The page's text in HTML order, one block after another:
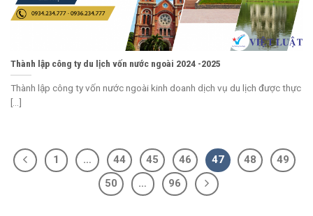
Thành lập công ty du lịch vốn nước ngoài 2024 -2025
Thành lập công ty vốn nước ngoài kinh doanh dịch vụ du lịch được thực
[...]
1 … 44 45 46 47 48
49
50
… 96